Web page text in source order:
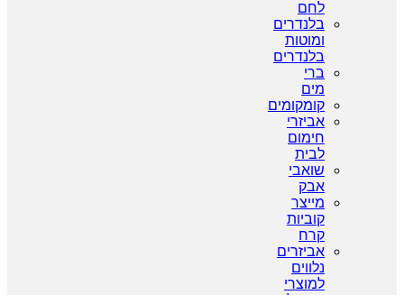
לחם
בלנדרים
ומוטות
בלנדרים
ברי
מים
קומקומים
אביזרי
חימום
לבית
שואבי
אבק
מייצר
קוביות
קרח
אביזרים
נלווים
למוצרי